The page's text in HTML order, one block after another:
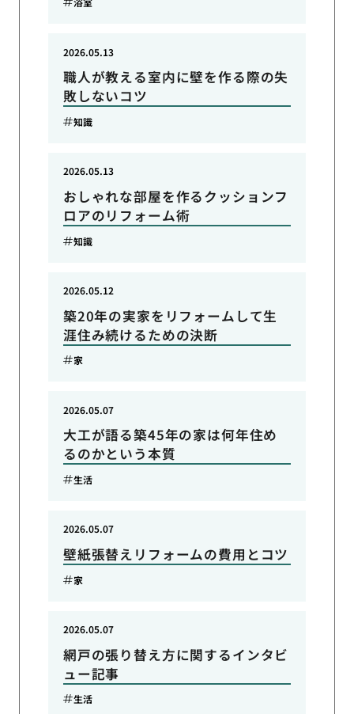
職人が教える室内に壁を作る際の失
敗しないコツ
2026.05.13
知識
おしゃれな部屋を作るクッションフ
ロアのリフォーム術
2026.05.13
知識
築20年の実家をリフォームして生
涯住み続けるための決断
2026.05.12
家
大工が語る築45年の家は何年住め
るのかという本質
2026.05.07
生活
壁紙張替えリフォームの費用とコツ
2026.05.07
家
網戸の張り替え方に関するインタビ
ュー記事
2026.05.07
生活